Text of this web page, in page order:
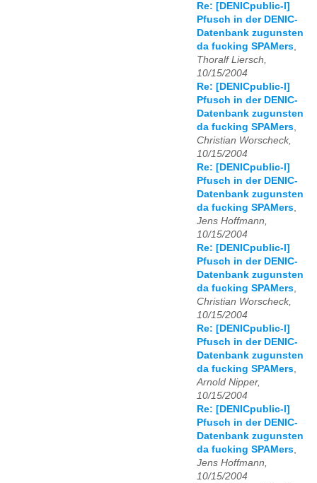
Re: [DENICpublic-l]
Pfusch in der DENIC-
Datenbank zugunsten
da fucking SPAMers,
Thoralf Liersch,
10/15/2004
Re: [DENICpublic-l]
Pfusch in der DENIC-
Datenbank zugunsten
da fucking SPAMers,
Christian Worscheck,
10/15/2004
Re: [DENICpublic-l]
Pfusch in der DENIC-
Datenbank zugunsten
da fucking SPAMers,
Jens Hoffmann,
10/15/2004
Re: [DENICpublic-l]
Pfusch in der DENIC-
Datenbank zugunsten
da fucking SPAMers,
Christian Worscheck,
10/15/2004
Re: [DENICpublic-l]
Pfusch in der DENIC-
Datenbank zugunsten
da fucking SPAMers,
Arnold Nipper,
10/15/2004
Re: [DENICpublic-l]
Pfusch in der DENIC-
Datenbank zugunsten
da fucking SPAMers,
Jens Hoffmann,
10/15/2004